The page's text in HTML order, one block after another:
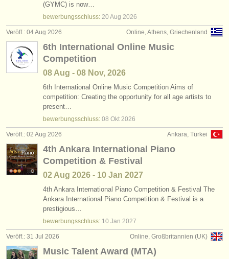
einloggen
(GYMC) is now…
bewerbungsschluss: 20 Aug 2026
Online, Athens, Griechenland
Veröff.: 04 Aug 2026
6th International Online Music
Competition
08 Aug - 08 Nov, 2026
6th International Online Music Competition Aims of
competition: Creating the opportunity for all age artists to
present…
bewerbungsschluss: 08 Okt 2026
Ankara, Türkei
Veröff.: 02 Aug 2026
4th Ankara International Piano
Competition & Festival
02 Aug 2026 - 10 Jan 2027
4th Ankara International Piano Competition & Festival The
Ankara International Piano Competition & Festival is a
prestigious…
bewerbungsschluss: 10 Jan 2027
Online, Großbritannien (UK)
Veröff.: 31 Jul 2026
Music Talent Award (MTA)